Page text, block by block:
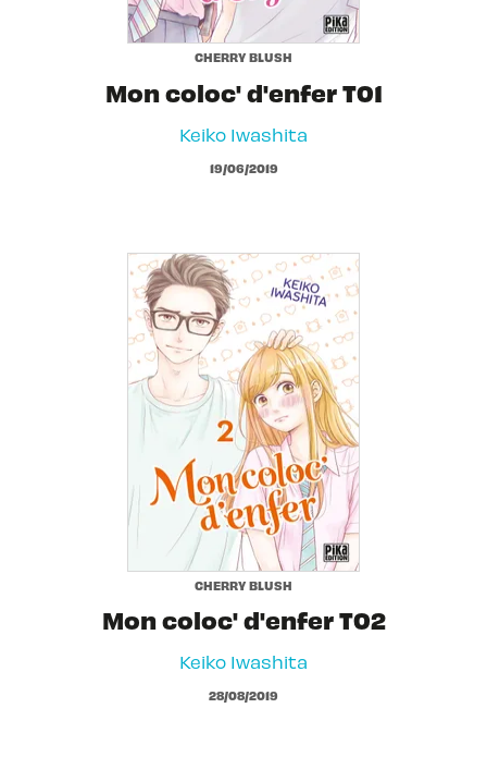
CHERRY BLUSH
Mon coloc' d'enfer T01
Keiko Iwashita
19/06/2019
CHERRY BLUSH
Mon coloc' d'enfer T02
Keiko Iwashita
28/08/2019